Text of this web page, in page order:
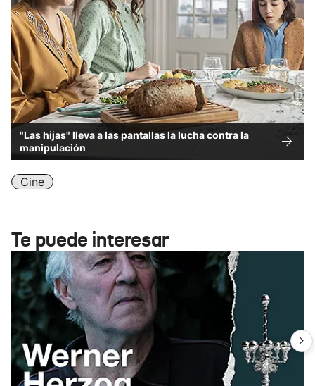
"Las hijas" lleva a las pantallas la lucha contra la
manipulación
Cine
Te puede interesar